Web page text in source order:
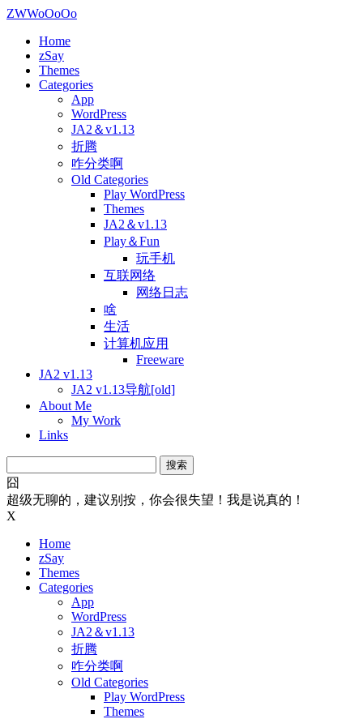
ZWWoOoOo
Home
zSay
Themes
Categories
App
WordPress
JA2＆v1.13
折腾
咋分类啊
Old Categories
Play WordPress
Themes
JA2＆v1.13
Play＆Fun
玩手机
互联网络
网络日志
啥
生活
计算机应用
Freeware
JA2 v1.13
JA2 v1.13导航[old]
About Me
My Work
Links
索：
囧
超级无聊的，建议别按，你会很失望！我是说真的！
X
Home
zSay
Themes
Categories
App
WordPress
JA2＆v1.13
折腾
咋分类啊
Old Categories
Play WordPress
Themes